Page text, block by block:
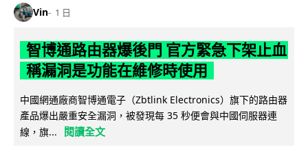
Vin 1 日
智博通路由器爆後門 官方緊急下架止血
稱漏洞是功能在維修時使用
中國網通廠商智博通電子（Zbtlink Electronics）旗下的路由器
產品爆出嚴重安全漏洞，被發現每 35 秒便會與中國伺服器連
線，旗...
閱讀全文